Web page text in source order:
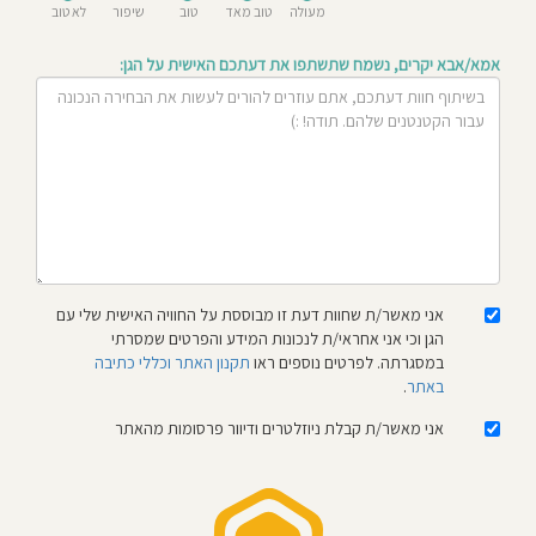
מעולה טוב מאד טוב
שיפור
לא טוב
אמא/אבא יקרים, נשמח שתשתפו את דעתכם האישית על הגן:
אני מאשר/ת שחוות דעת זו מבוססת על החוויה האישית שלי עם
הגן וכי אני אחראי/ת לנכונות המידע והפרטים שמסרתי
במסגרתה. לפרטים נוספים ראו תקנון האתר וכללי כתיבה
באתר.
אני מאשר/ת קבלת ניוזלטרים ודיוור פרסומות מהאתר